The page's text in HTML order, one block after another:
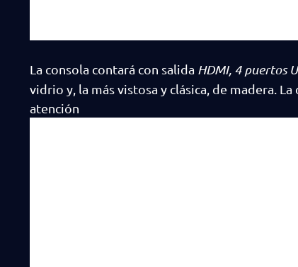
La consola contará con salida HDMI, 4 puertos
vidrio y, la más vistosa y clásica, de madera.
atención